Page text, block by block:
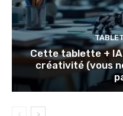
Cette tablette +
créativité (vous